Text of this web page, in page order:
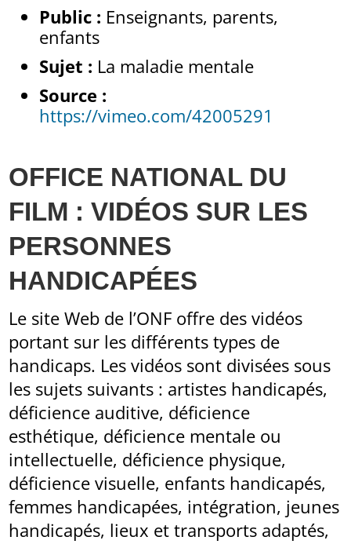
Public : Enseignants, parents,
enfants
Sujet : La maladie mentale
Source :
https://vimeo.com/42005291
OFFICE NATIONAL DU
FILM : VIDÉOS SUR LES
PERSONNES
HANDICAPÉES
Le site Web de l’ONF offre des vidéos
portant sur les différents types de
handicaps. Les vidéos sont divisées sous
les sujets suivants : artistes handicapés,
déficience auditive, déficience
esthétique, déficience mentale ou
intellectuelle, déficience physique,
déficience visuelle, enfants handicapés,
femmes handicapées, intégration, jeunes
handicapés, lieux et transports adaptés,